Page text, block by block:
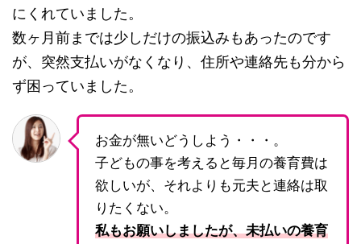
にくれていました。
数ヶ月前までは少しだけの振込みもあったのです
が、突然支払いがなくなり、住所や連絡先も分から
ず困っていました。
お金が無いどうしよう・・・。
子どもの事を考えると毎月の養育費は
欲しいが、それよりも元夫と連絡は取
りたくない。
私もお願いしましたが、未払いの養育